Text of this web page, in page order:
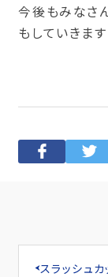
今後もみなさ
もしていきま
スラッシュカ